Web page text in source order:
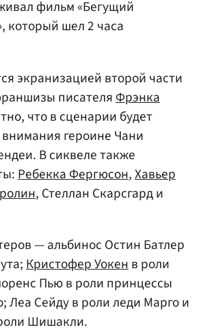
фильм «Бегущий
который шел 2 часа
экранизацией второй части
писателя Фрэнка
что в сценарии будет
героине Чани
В сиквеле также
Ребекка Фергюсон,Хавьер
, Стеллан Скарсгард и
— альбинос Остин Батлер
Кристофер Уокенв роли
Пью в роли принцессы
Леа Сейду в роли леди Марго и
Шишакли.